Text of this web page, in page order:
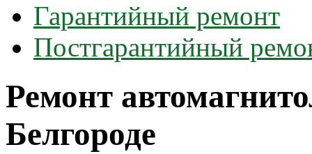
Гарантийный ремонт
Постгарантийный
Ремонт
Белгороде